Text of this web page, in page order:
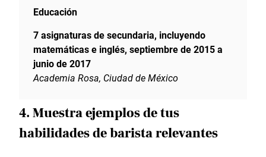
Educación
7 asignaturas de secundaria, incluyendo
matemáticas e inglés, septiembre de 2015 a
junio de 2017
Academia Rosa, Ciudad de México
4. Muestra ejemplos de tus
habilidades de barista relevantes